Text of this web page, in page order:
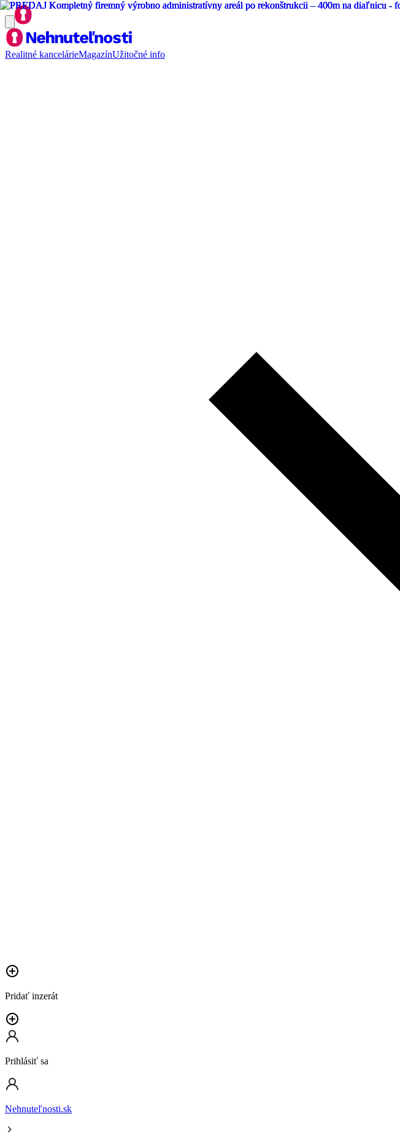
Realitné kancelárieMagazínUžitočné info
Pridať inzerát
Prihlásiť sa
Nehnuteľnosti.sk